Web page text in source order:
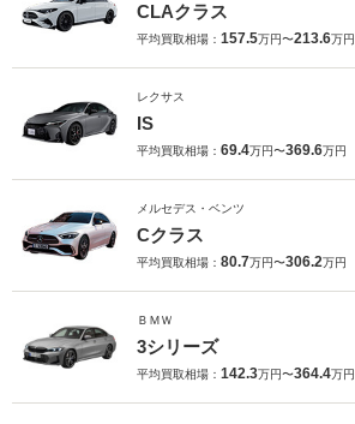
CLAクラス
平均買取相場： 157.5万円〜213.6万円
レクサス
IS
平均買取相場： 69.4万円〜369.6万円
メルセデス・ベンツ
Cクラス
平均買取相場： 80.7万円〜306.2万円
ＢＭＷ
3シリーズ
平均買取相場： 142.3万円〜364.4万円